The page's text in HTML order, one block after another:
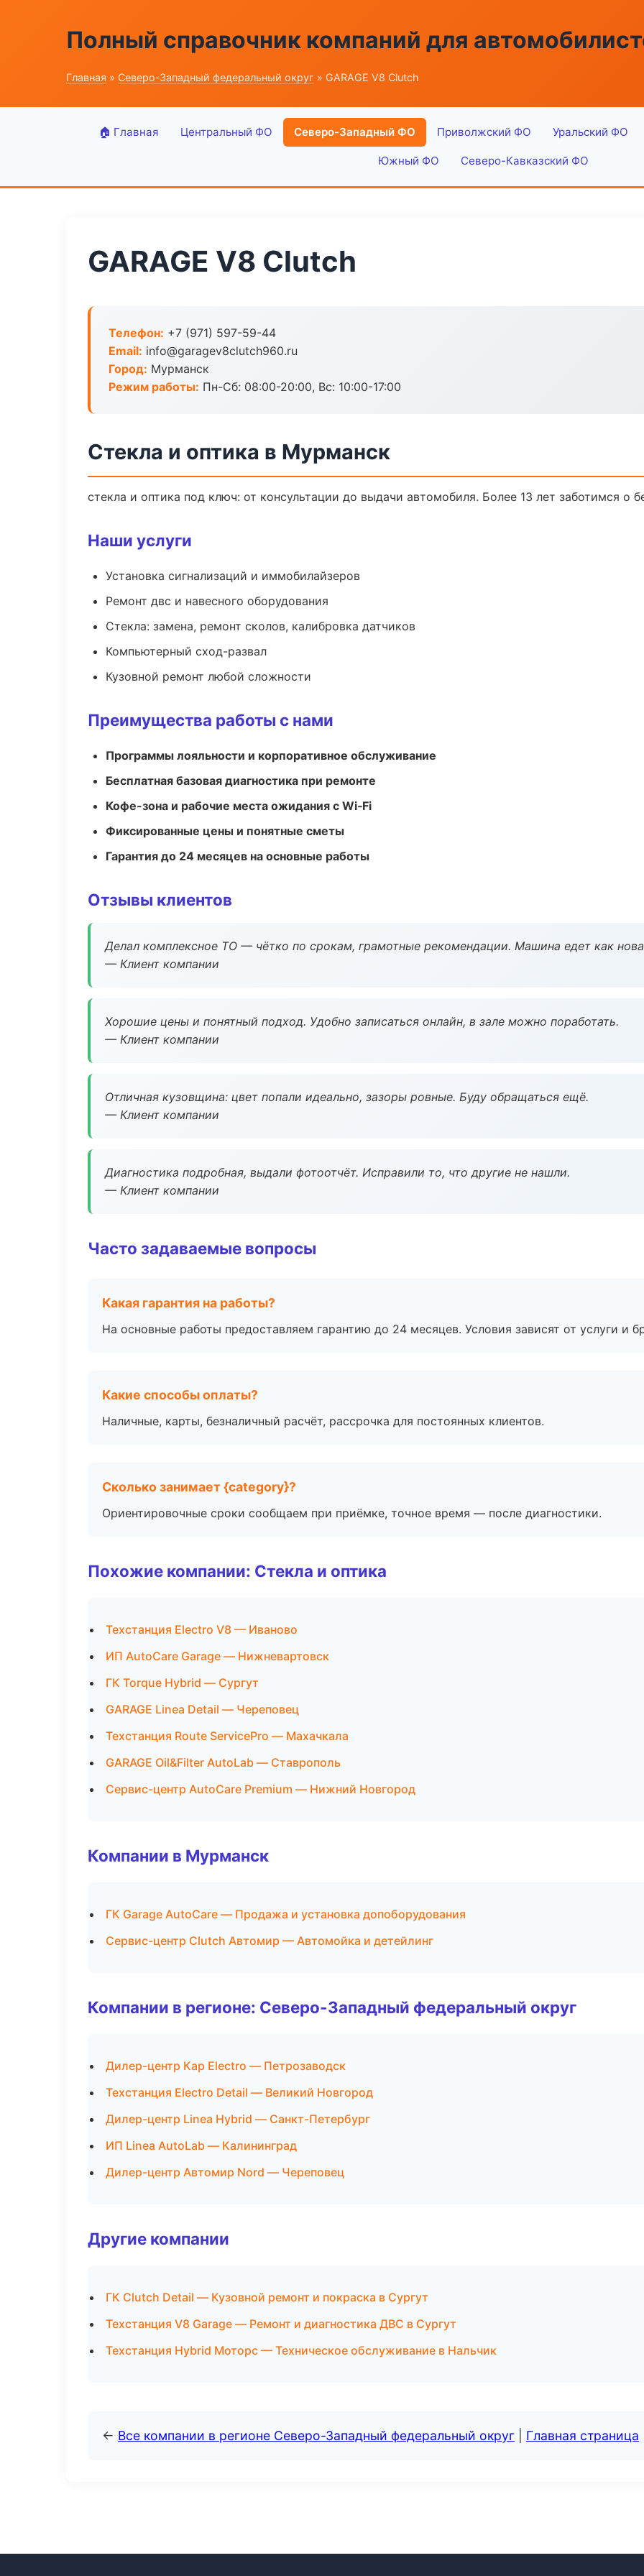
Полный справочник компаний для
Главная » Северо-Западный федеральный округ » GARAGE V8 Clutch
🏠 Главная Центральный ФО Северо-Западный ФО Приволжский ФО Уральский ФО
Южный ФО Северо-Кавказский ФО
GARAGE V8 Clutch
Телефон: +7 (971) 597-59-44
Email: info@garagev8clutch960.ru
Город: Мурманск
Режим работы: Пн-Сб: 08:00-20:00, Вс: 10:00-17:00
Стекла и оптика в Мурманск
стекла и оптика под ключ: от консультации до выдачи автомобиля. Более 13 лет заботимся о
Наши услуги
Установка сигнализаций и иммобилайзеров
Ремонт двс и навесного оборудования
Стекла: замена, ремонт сколов, калибровка датчиков
Компьютерный сход-развал
Кузовной ремонт любой сложности
Преимущества работы с нами
Программы лояльности и корпоративное обслуживание
Бесплатная базовая диагностика при ремонте
Кофе-зона и рабочие места ожидания с Wi‑Fi
Фиксированные цены и понятные сметы
Гарантия до 24 месяцев на основные работы
Отзывы клиентов
Делал комплексное ТО — чётко по срокам, грамотные рекомендации. Машина едет как
— Клиент компании
Хорошие цены и понятный подход. Удобно записаться онлайн, в зале можно поработать.
— Клиент компании
Отличная кузовщина: цвет попали идеально, зазоры ровные. Буду обращаться ещё.
— Клиент компании
Диагностика подробная, выдали фотоотчёт. Исправили то, что другие не нашли.
— Клиент компании
Часто задаваемые вопросы
Какая гарантия на работы?
На основные работы предоставляем гарантию до 24 месяцев. Условия зависят от услуги и
Какие способы оплаты?
Наличные, карты, безналичный расчёт, рассрочка для постоянных клиентов.
Сколько занимает {category}?
Ориентировочные сроки сообщаем при приёмке, точное время — после диагностики.
Похожие компании: Стекла и оптика
Техстанция Electro V8 — Иваново
ИП AutoCare Garage — Нижневартовск
ГК Torque Hybrid — Сургут
GARAGE Linea Detail — Череповец
Техстанция Route ServicePro — Махачкала
GARAGE Oil&Filter AutoLab — Ставрополь
Сервис-центр AutoCare Premium — Нижний Новгород
Компании в Мурманск
ГК Garage AutoCare — Продажа и установка допоборудования
Сервис-центр Clutch Автомир — Автомойка и детейлинг
Компании в регионе: Северо-Западный федеральный округ
Дилер-центр Кар Electro — Петрозаводск
Техстанция Electro Detail — Великий Новгород
Дилер-центр Linea Hybrid — Санкт-Петербург
ИП Linea AutoLab — Калининград
Дилер-центр Автомир Nord — Череповец
Другие компании
ГК Clutch Detail — Кузовной ремонт и покраска в Сургут
Техстанция V8 Garage — Ремонт и диагностика ДВС в Сургут
Техстанция Hybrid Моторс — Техническое обслуживание в Нальчик
← Все компании в регионе Северо-Западный федеральный округ Главная страница